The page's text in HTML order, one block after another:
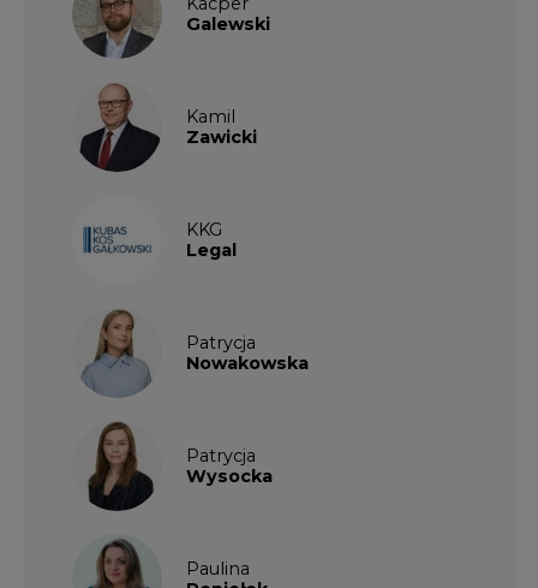
Galewski
Kamil
Zawicki
KKG
Legal
Patrycja
Nowakowska
Patrycja
Wysocka
Paulina